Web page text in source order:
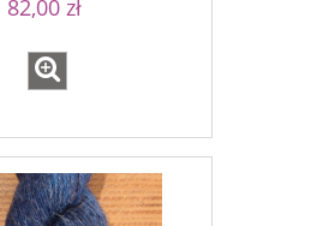
82,00 zł